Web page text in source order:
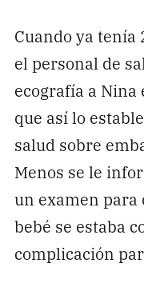
Cuando ya tenía
el personal de
ecografía a
que así lo
salud sobre
Menos se le
un examen
bebé se estaba
complicación